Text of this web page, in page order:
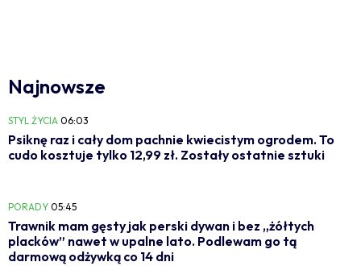
Najnowsze
STYL ŻYCIA 06:03
Psiknę raz i cały dom pachnie kwiecistym ogrodem. To
cudo kosztuje tylko 12,99 zł. Zostały ostatnie sztuki
PORADY 05:45
Trawnik mam gęsty jak perski dywan i bez „żółtych
placków” nawet w upalne lato. Podlewam go tą
darmową odżywką co 14 dni